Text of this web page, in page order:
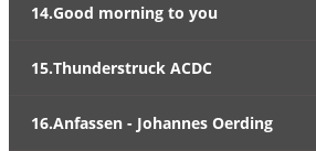
14.Good morning to you
15.Thunderstruck ACDC
16.Anfassen - Johannes Oerding